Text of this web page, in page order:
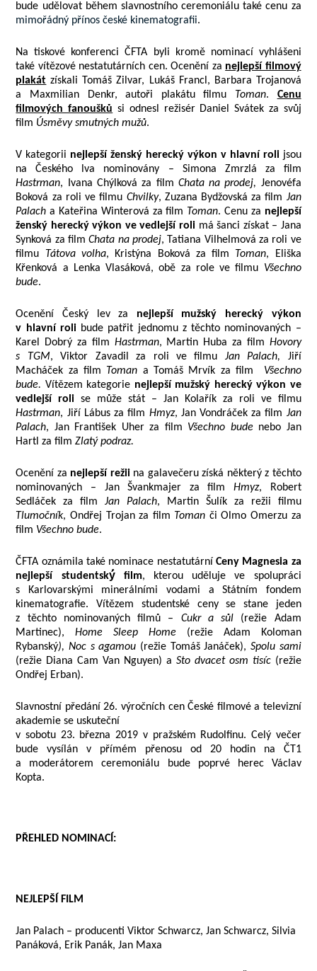
bude udělovat během slavnostního ceremoniálu také cenu za
mimořádný přínos české kinematografii.
Na tiskové konferenci ČFTA byli kromě nominací vyhlášeni
také vítězové nestatutárních cen. Ocenění za nejlepší filmový
plakát získali Tomáš Zilvar, Lukáš Francl, Barbara Trojanová
a Maxmilian Denkr, autoři plakátu filmu Toman. Cenu
filmových fanoušků si odnesl režisér Daniel Svátek za svůj
film Úsměvy smutných mužů.
V kategorii nejlepší ženský herecký výkon v hlavní rolijsou
na Českého lva nominovány – Simona Zmrzlá za film
Hastrman, Ivana Chýlková za film Chata na prodej, Jenovéfa
Boková za roli ve filmu Chvilky, Zuzana Bydžovská za film Jan
Palach a Kateřina Winterová za film Toman. Cenu za nejlepší
ženský herecký výkon ve vedlejší roli má šanci získat – Jana
Synková za filmChata na prodej, Tatiana Vilhelmová za roli ve
filmu Tátova volha, Kristýna Boková za film Toman, Eliška
Křenková a Lenka Vlasáková, obě za role ve filmu Všechno
bude.
Ocenění Český lev za nejlepší mužský herecký výkon
v hlavní rolibude patřit jednomu z těchto nominovaných –
Karel Dobrý za film Hastrman, Martin Huba za film Hovory
s TGM, Viktor Zavadil za roli ve filmu Jan Palach, Jiří
Macháček za film Toman a Tomáš Mrvík za film Všechno
bude. Vítězem kategorie nejlepší mužský herecký výkon ve
vedlejší roli se může stát – Jan Kolařík za roli ve filmu
Hastrman, Jiří Lábus za film Hmyz, Jan Vondráček za film Jan
Palach, Jan František Uher za film Všechno budenebo Jan
Hartl za filmZlatý podraz.
Ocenění za nejlepší režiina galavečeru získá některý z těchto
nominovaných – Jan Švankmajer za film Hmyz, Robert
Sedláček za filmJan Palach, Martin Šulík za režii filmu
Tlumočník, Ondřej Trojan za film Toman či Olmo Omerzu za
film Všechno bude.
ČFTA oznámila také nominace nestatutární Ceny Magnesia za
nejlepší studentský́ film, kterou uděluje ve spolupráci
s Karlovarskými minerálními vodami a Státním fondem
kinematografie. Vítězem studentské cenyse stane jeden
z těchto nominovaných filmů – Cukr a sůl (režie Adam
Martinec),Home Sleep Home (režie Adam Koloman
Rybanský), Noc s agamou (režie Tomáš Janáček), Spolu sami
(režie Diana Cam Van Nguyen) a Sto dvacet osm tisíc(režie
Ondřej Erban).
Slavnostní předání 26. výročních cen České filmové a televizní
akademie se uskuteční
v sobotu 23. března 2019 v pražském Rudolfinu. Celý večer
bude vysílán v přímém přenosu od 20 hodin na ČT1
a moderátorem ceremoniálu bude poprvé herec Václav
Kopta.
PŘEHLED NOMINACÍ:
NEJLEPŠÍ FILM
Jan Palach – producenti Viktor Schwarcz, Jan Schwarcz, Silvia
Panáková, Erik Panák, Jan Maxa